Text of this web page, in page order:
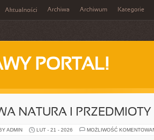
Aktualności Archiwa Archiwum Kategorie
PORTAL!
NATURA I PRZEDMIOTY
ADMIN LUT - 21 - 2026 MOŻLIWOŚĆ